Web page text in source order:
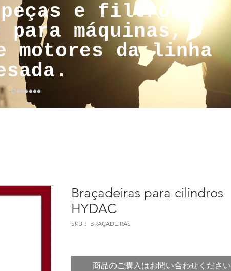
peças e filtros
máquinas,
motores da linha
Braçadeiras para cilindros
HYDAC
SKU： BRAÇADEIRAS
商品のご購入はお問い合わせください